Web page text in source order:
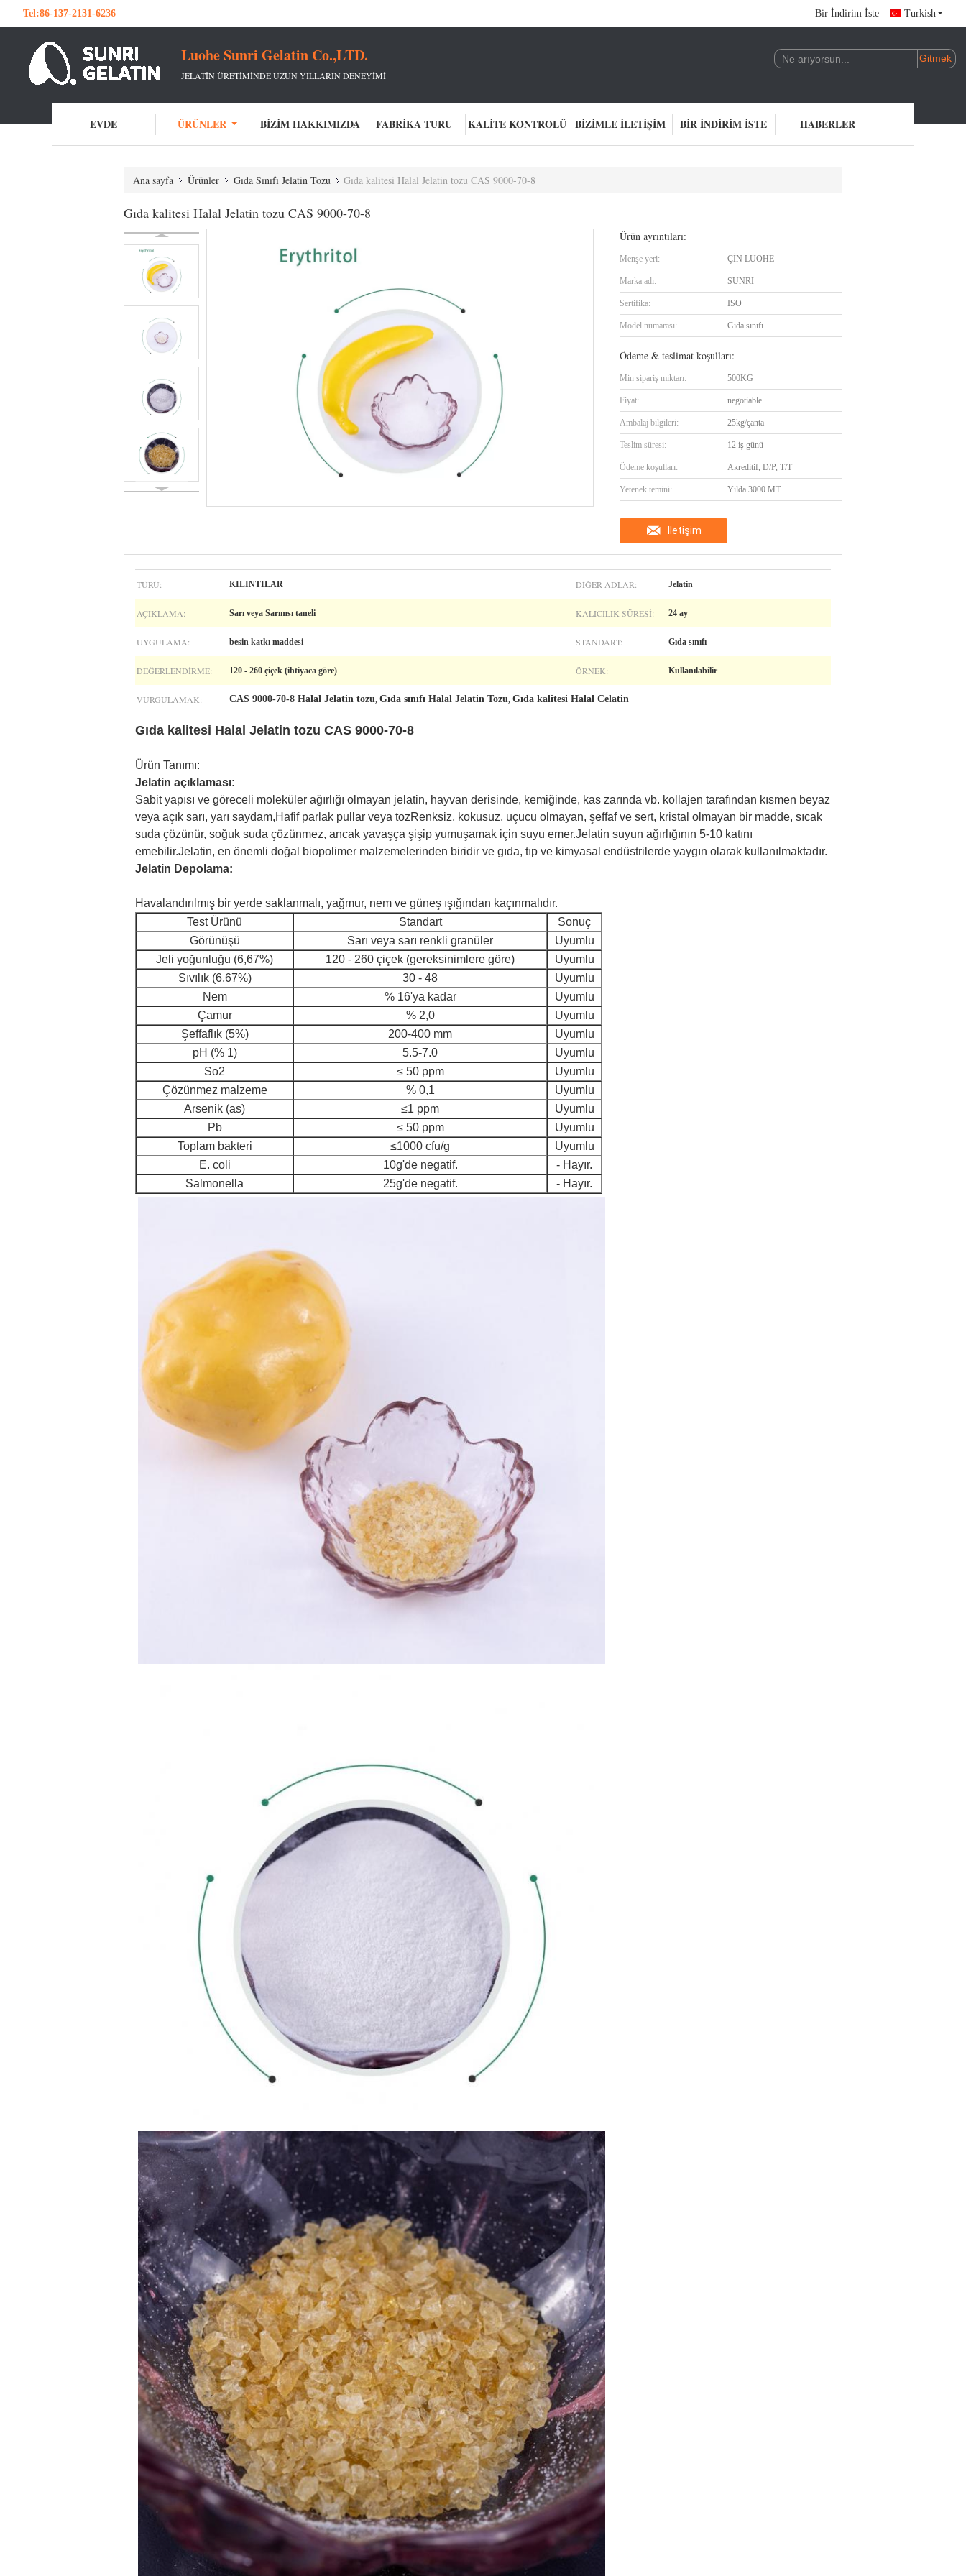
Tel:86-137-2131-6236 Bir İndirim İste Turkish
Luohe Sunri Gelatin Co.,LTD.
JELATIN ÜRETIMINDE UZUN YILLARIN DENEYIMI
EVDE ÜRÜNLER BIZIM HAKKIMIZDA FABRIKA TURU KALITE KONTROLÜ BIZIMLE İLETIŞIM BIR İNDIRIM İSTE HABERLER
Ana sayfa Ürünler Gıda Sınıfı Jelatin Tozu Gıda kalitesi Halal Jelatin tozu CAS 9000-70-8
Gıda kalitesi Halal Jelatin tozu CAS 9000-70-8
Ürün ayrıntıları:
Menşe yeri: ÇİN LUOHE
Marka adı: SUNRI
Sertifika: ISO
Model numarası: Gıda sınıfı
Ödeme & teslimat koşulları:
Min sipariş miktarı: 500KG
Fiyat: negotiable
Ambalaj bilgileri: 25kg/çanta
Teslim süresi: 12 iş günü
Ödeme koşulları: Akreditif, D/P, T/T
Yetenek temini: Yılda 3000 MT
İletişim
TÜRÜ: KILINTILAR DIĞER ADLAR: Jelatin
AÇIKLAMA: Sarı veya Sarımsı taneli KALICILIK SÜRESI: 24 ay
UYGULAMA: besin katkı maddesi STANDART: Gıda sınıfı
DEĞERLENDIRME: 120 - 260 çiçek (ihtiyaca göre) ÖRNEK: Kullanılabilir
VURGULAMAK: CAS 9000-70-8 Halal Jelatin tozu, Gıda sınıfı Halal Jelatin Tozu, Gıda kalitesi Halal Celatin
Gıda kalitesi Halal Jelatin tozu CAS 9000-70-8
Ürün Tanımı:
Jelatin açıklaması:
Sabit yapısı ve göreceli moleküler ağırlığı olmayan jelatin, hayvan derisinde, kemiğinde, kas zarında vb. kollajen tarafından kısmen beyaz
veya açık sarı, yarı saydam,Hafif parlak pullar veya tozRenksiz, kokusuz, uçucu olmayan, şeffaf ve sert, kristal olmayan bir madde, sıcak
suda çözünür, soğuk suda çözünmez, ancak yavaşça şişip yumuşamak için suyu emer.Jelatin suyun ağırlığının 5-10 katını
emebilir.Jelatin, en önemli doğal biopolimer malzemelerinden biridir ve gıda, tıp ve kimyasal endüstrilerde yaygın olarak kullanılmaktadır.
Jelatin Depolama:
Havalandırılmış bir yerde saklanmalı, yağmur, nem ve güneş ışığından kaçınmalıdır.
Test Ürünü
Standart
Sonuç
Görünüşü
Sarı veya sarı renkli granüler
Uyumlu
Jeli yoğunluğu (6,67%)
120 - 260 çiçek (gereksinimlere göre)
Uyumlu
Sıvılık (6,67%)
30 - 48
Uyumlu
Nem
% 16'ya kadar
Uyumlu
Çamur
% 2,0
Uyumlu
Şeffaflık (5%)
200-400 mm
Uyumlu
pH (% 1)
5.5-7.0
Uyumlu
So2
≤ 50 ppm
Uyumlu
Çözünmez malzeme
% 0,1
Uyumlu
Arsenik (as)
≤1 ppm
Uyumlu
Pb
≤ 50 ppm
Uyumlu
Toplam bakteri
≤1000 cfu/g
Uyumlu
E. coli
10g'de negatif.
- Hayır.
Salmonella
25g'de negatif. - Hayır.